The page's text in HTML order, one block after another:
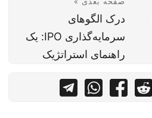
درک الگوهای
سرمایه‌گذاری IPO: یک
راهنمای استراتژیک